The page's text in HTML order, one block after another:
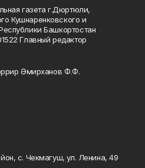
газета г.Дюртюли,
Кушнаренковского и
Башкортостан
Главный редактор
Әмирханов Ф.Ф.
с. Чекмагуш, ул. Ленина, 49